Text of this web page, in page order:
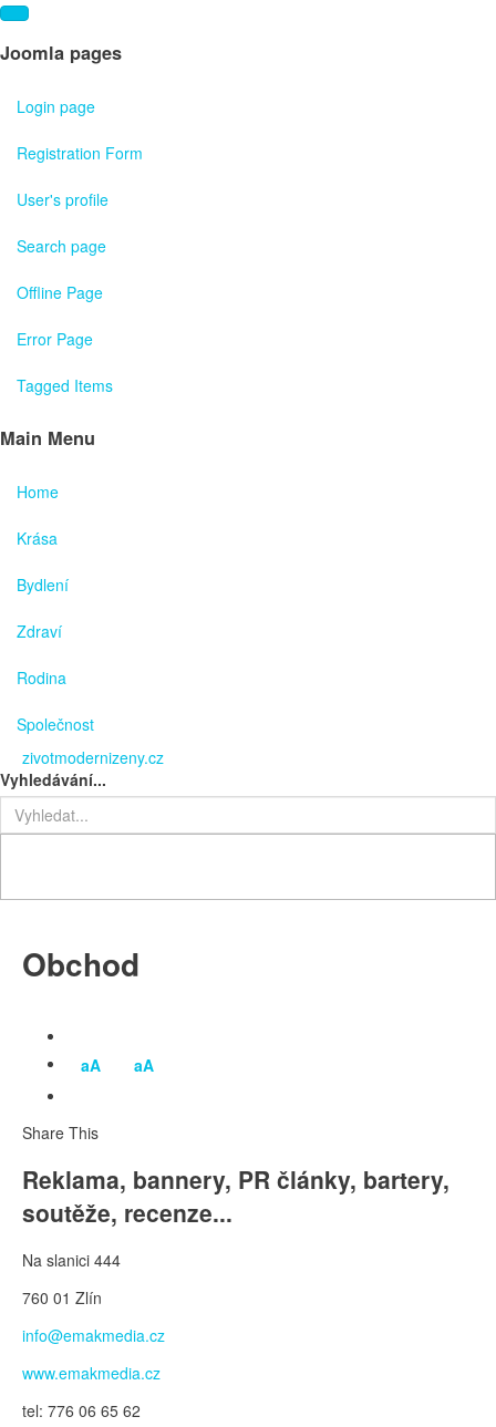
Joomla pages
Login page
Registration Form
User's profile
Search page
Offline Page
Error Page
Tagged Items
Main Menu
Home
Krása
Bydlení
Zdraví
Rodina
Společnost
zivotmodernizeny.cz
Vyhledávání...
Obchod
aA aA
Share This
Reklama, bannery, PR články, bartery,
soutěže, recenze...
Na slanici 444
760 01 Zlín
info@emakmedia.cz
www.emakmedia.cz
tel: 776 06 65 62